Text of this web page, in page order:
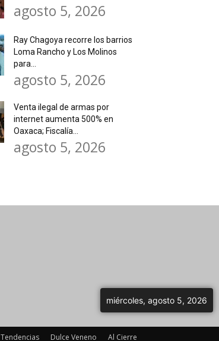
agosto 5, 2026
Ray Chagoya recorre los barrios
Loma Rancho y Los Molinos
para...
agosto 5, 2026
Venta ilegal de armas por
internet aumenta 500% en
Oaxaca; Fiscalía...
agosto 5, 2026
Tendencias Dulce Veneno Al Cierre
miércoles, agosto 5, 2026